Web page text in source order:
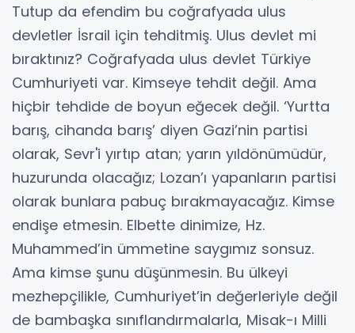
Tutup da efendim bu coğrafyada ulus
devletler İsrail için tehditmiş. Ulus devlet mi
bıraktınız? Coğrafyada ulus devlet Türkiye
Cumhuriyeti var. Kimseye tehdit değil. Ama
hiçbir tehdide de boyun eğecek değil. ‘Yurtta
barış, cihanda barış’ diyen Gazi’nin partisi
olarak, Sevr'i yırtıp atan; yarın yıldönümüdür,
huzurunda olacağız; Lozan’ı yapanların partisi
olarak bunlara pabuç bırakmayacağız. Kimse
endişe etmesin. Elbette dinimize, Hz.
Muhammed’in ümmetine saygımız sonsuz.
Ama kimse şunu düşünmesin. Bu ülkeyi
mezhepçilikle, Cumhuriyet’in değerleriyle değil
de bambaşka sınıflandırmalarla, Misak-ı Milli